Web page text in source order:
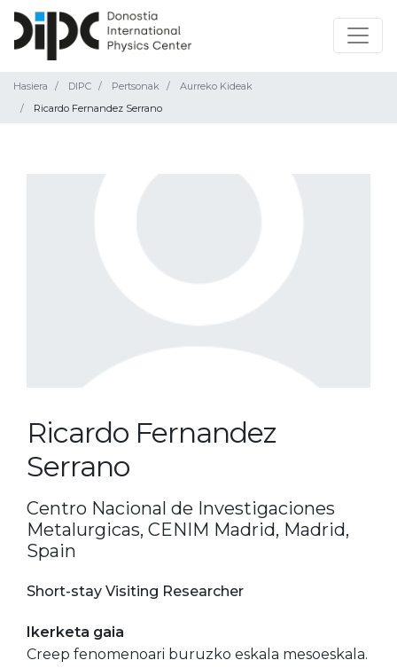
Hasiera DIPC Pertsonak
Aurreko Kideak
Ricardo Fernandez Serrano
Ricardo Fernandez
Serrano
Centro Nacional de Investigaciones
Metalurgicas, CENIM Madrid, Madrid,
Spain
Short-stay Visiting Researcher
Ikerketa gaia
Creep fenomenoari buruzko eskala mesoeskala.